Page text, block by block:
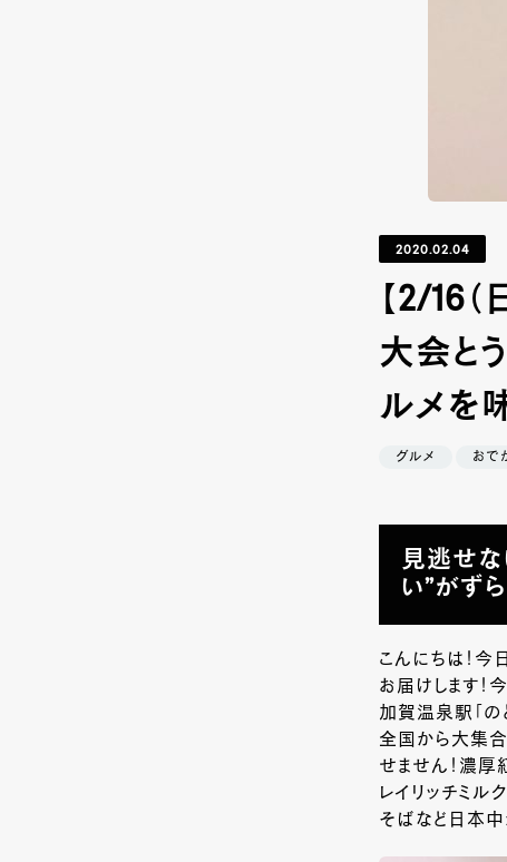
2020.02.04
【2/16
大会と
ルメを
グルメ おで
見逃せ
い”がずら
こんにちは！今
お届けします！
加賀温泉駅「
全国から大集合
せません！濃厚
レイリッチミル
そばなど日本中